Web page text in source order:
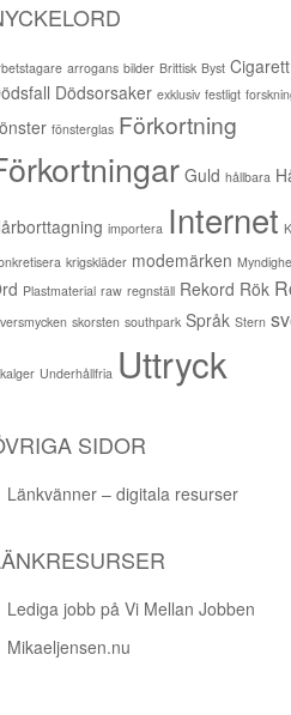
arrogans bilder Brittisk Byst Cigarett
Dödsorsaker exklusiv festligt
fönsterglas Förkortning
Guld hållbara
importera Internet
krigskläder modemärken
Plastmaterial raw regnställ Rekord Rök
skorsten southpark Språk Stern
Underhållfria Uttryck
SIDOR
Länkvänner – digitala resurser
Lediga jobb på Vi Mellan Jobben
Mikaeljensen.nu